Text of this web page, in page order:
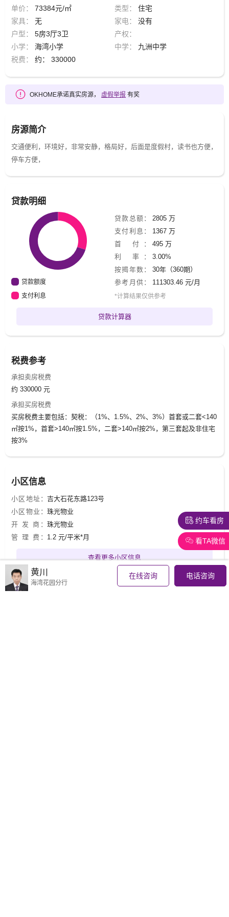
单价：
73384元/㎡ 类型：
住宅
家具：
无 家电：
没有
户型：
5房3厅3卫
产权：
小学：
海湾小学 中学：
九洲中学
税费：
约： 330000
OKHOME承诺真实房源， 虚假举报 有奖
房源简介
交通便利，环境好，非常安静，格局好，后面是度假村，读书也方便，
停车方便，
贷款明细
贷款额度
支付利息
贷款总额：
2805 万
支付利息：
1367 万
首 付：
495 万
利 率：
3.00%
按揭年数：
30年（360期）
参考月供：
111303.46 元/月
*计算结果仅供参考
贷款计算器
税费参考
承担卖房税费
约 330000 元
承担买房税费
买房税费主要包括：契税：（1%、1.5%、2%、3%）首套或二套<140
㎡按1%，首套>140㎡按1.5%，二套>140㎡按2%，第三套起及非住宅
按3%
小区信息
小区地址： 吉大石花东路123号
小区物业： 珠光物业
开 发 商： 珠光物业
管 理 费： 1.2 元/平米*月
查看更多小区信息
约车看房
看TA微信
黄川
海湾花园分行
在线咨询 电话咨询